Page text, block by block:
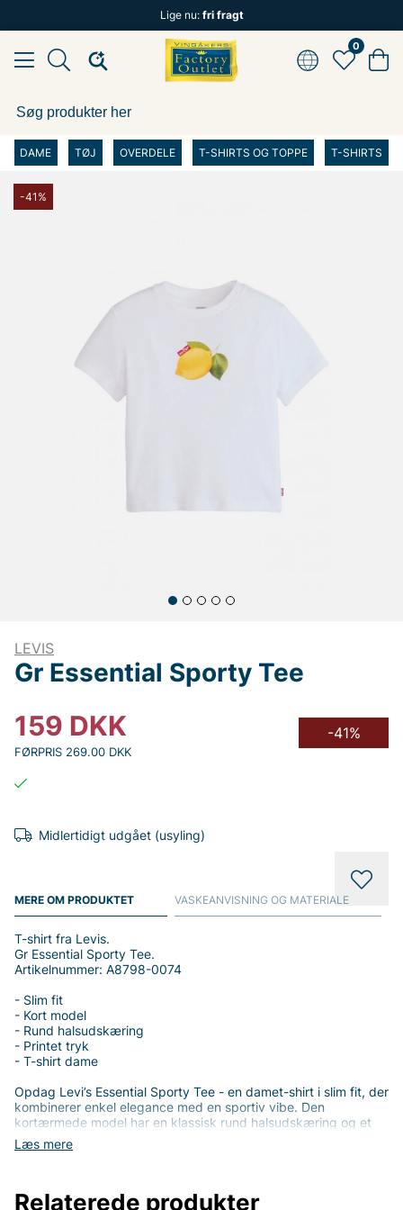
Lige nu: fri fragt
0
DAME TØJ OVERDELE T-SHIRTS OG TOPPE T-SHIRTS
-41%
LEVIS
Gr Essential Sporty Tee
159 DKK
FØRPRIS 269.00 DKK
-41%
Midlertidigt udgået (usyling)
MERE OM PRODUKTET
Læs mere
T-shirt fra Levis.
Gr Essential Sporty Tee.
Artikelnummer: A8798-0074
- Slim fit
- Kort model
- Rund halsudskæring
- Printet tryk
- T-shirt dame
Opdag Levi’s Essential Sporty Tee - en damet-shirt i slim fit, der
kombinerer enkel elegance med en sportiv vibe. Den
kortærmede model har en klassisk rund halsudskæring og et
diskret printet tryk, der giver et moderne look uden at
overdrive. Denne t-shirt er perfekt til hverdagsbrug og
VASKEANVISNING OG MATERIALE
Relaterede produkter